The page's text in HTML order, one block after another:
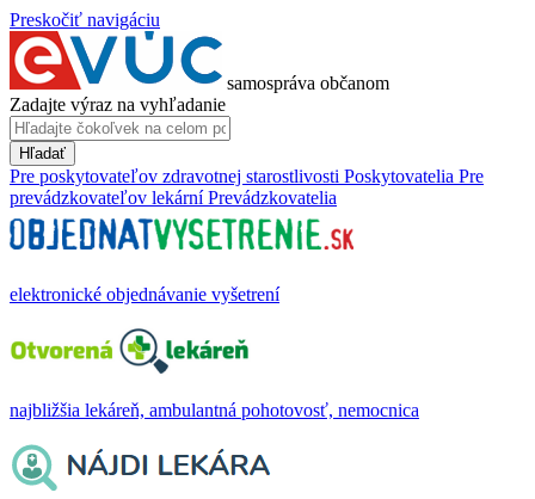
Preskočiť navigáciu
samospráva občanom
Zadajte výraz na vyhľadanie
Hľadať
Pre poskytovateľov zdravotnej starostlivosti Poskytovatelia Pre
prevádzkovateľov lekární Prevádzkovatelia
elektronické objednávanie vyšetrení
najbližšia lekáreň, ambulantná pohotovosť, nemocnica